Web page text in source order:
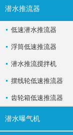
潜水推流器
低速潜水推流器
浮筒低速推流器
潜水推流搅拌机
摆线轮低速推流器
齿轮箱低速推流器
潜水曝气机